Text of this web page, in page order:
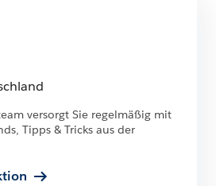
versorgt Sie regelmäßig mit
Tipps & Tricks aus der